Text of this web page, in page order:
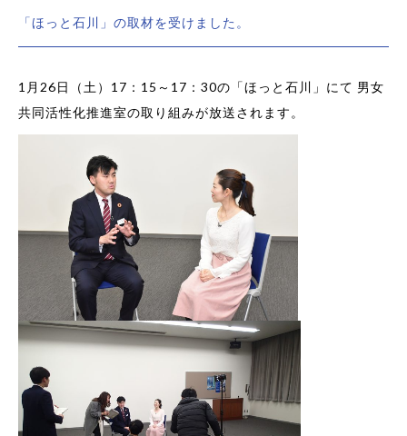
「ほっと石川」の取材を受けました。
1月26日（土）17：15～17：30の「ほっと石川」にて 男女
共同活性化推進室の取り組みが放送されます。